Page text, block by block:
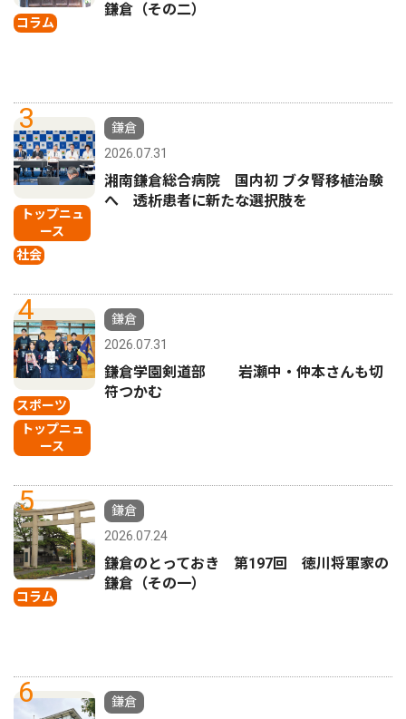
コラム
鎌倉（その二）
3
トップニュ
ース
社会
鎌倉
2026.07.31
湘南鎌倉総合病院 国内初 ブタ腎移植治験
へ 透析患者に新たな選択肢を
4
スポーツ
トップニュ
ース
鎌倉
2026.07.31
鎌倉学園剣道部 岩瀬中・仲本さんも切
符つかむ
5
コラム
鎌倉
2026.07.24
鎌倉のとっておき 第197回 徳川将軍家の
鎌倉（その一）
6
鎌倉